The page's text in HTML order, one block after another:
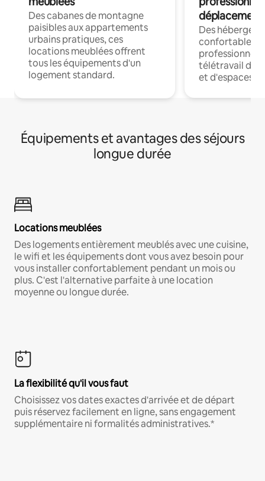
Des cabanes de montagne
paisibles aux appartements
urbains pratiques, ces
locations meublées offrent
tous les équipements d'un
logement standard.
déplacement
Des
confortables
professionnels
télétravail
et d'espaces
Équipements et avantages des séjours
longue durée
Locations meublées
Des logements entièrement meublés avec une cuisine,
le wifi et les équipements dont vous avez besoin pour
vous installer confortablement pendant un mois ou
plus. C'est l'alternative parfaite à une location
moyenne ou longue durée.
La flexibilité qu'il vous faut
Choisissez vos dates exactes d'arrivée et de départ
puis réservez facilement en ligne, sans engagement
supplémentaire ni formalités administratives.*